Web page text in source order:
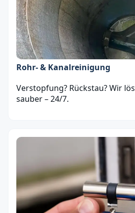
Rohr- & Kanalreinigung
Verstopfung? Rückstau? Wir
sauber – 24/7.